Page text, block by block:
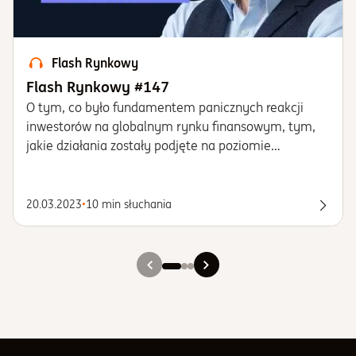
Flash Rynkowy
Flash Rynkowy #147
O tym, co było fundamentem panicznych reakcji
inwestorów na globalnym rynku finansowym, tym,
jakie działania zostały podjęte na poziomie
rynkowe niesie ze sobą „zamieszanie” wokół
regionalnych banków z USA i prognozach w
20.03.2023•10 min słuchania
Slajd 1
Slajd 2
Slajd 3